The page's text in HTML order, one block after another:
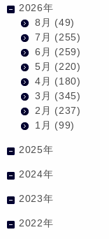
2026年
8月 (49)
7月 (255)
6月 (259)
5月 (220)
4月 (180)
3月 (345)
2月 (237)
1月 (99)
2025年
2024年
2023年
2022年